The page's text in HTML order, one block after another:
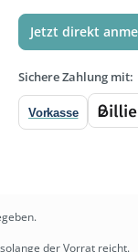
Jetzt direkt
Sichere Zahlung mit:
Vorkasse
der Vorrat reicht.